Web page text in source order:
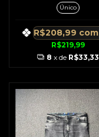
Único
R$219,99
R$208,99 com
8 x de R$33,33